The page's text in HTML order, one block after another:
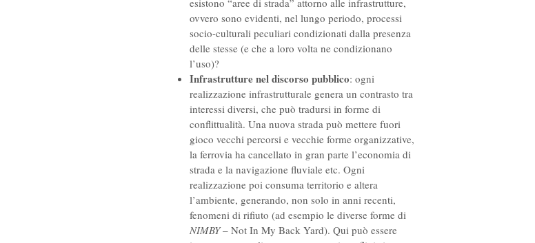
esistono “aree di strada” attorno alle infrastrutture,
ovvero sono evidenti, nel lungo periodo, processi
socio-culturali peculiari condizionati dalla presenza
delle stesse (e che a loro volta ne condizionano
l’uso)?
Infrastrutture nel discorso pubblico: ogni
realizzazione infrastrutturale genera un contrasto tra
interessi diversi, che può tradursi in forme di
conflittualità. Una nuova strada può mettere fuori
gioco vecchi percorsi e vecchie forme organizzative,
la ferrovia ha cancellato in gran parte l’economia di
strada e la navigazione fluviale etc. Ogni
realizzazione poi consuma territorio e altera
l’ambiente, generando, non solo in anni recenti,
fenomeni di rifiuto (ad esempio le diverse forme di
NIMBY– Not In My Back Yard). Qui può essere